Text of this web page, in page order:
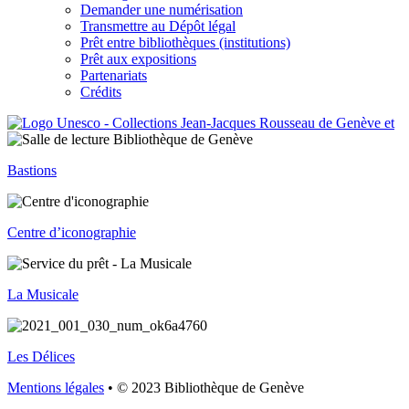
Demander une numérisation
Transmettre au Dépôt légal
Prêt entre bibliothèques (institutions)
Prêt aux expositions
Partenariats
Crédits
Bastions
Centre d’iconographie
La Musicale
Les Délices
Mentions légales • © 2023 Bibliothèque de Genève